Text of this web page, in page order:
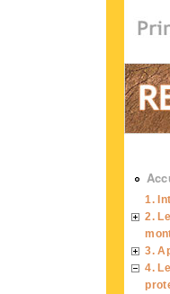
1.
2.
3.
4.